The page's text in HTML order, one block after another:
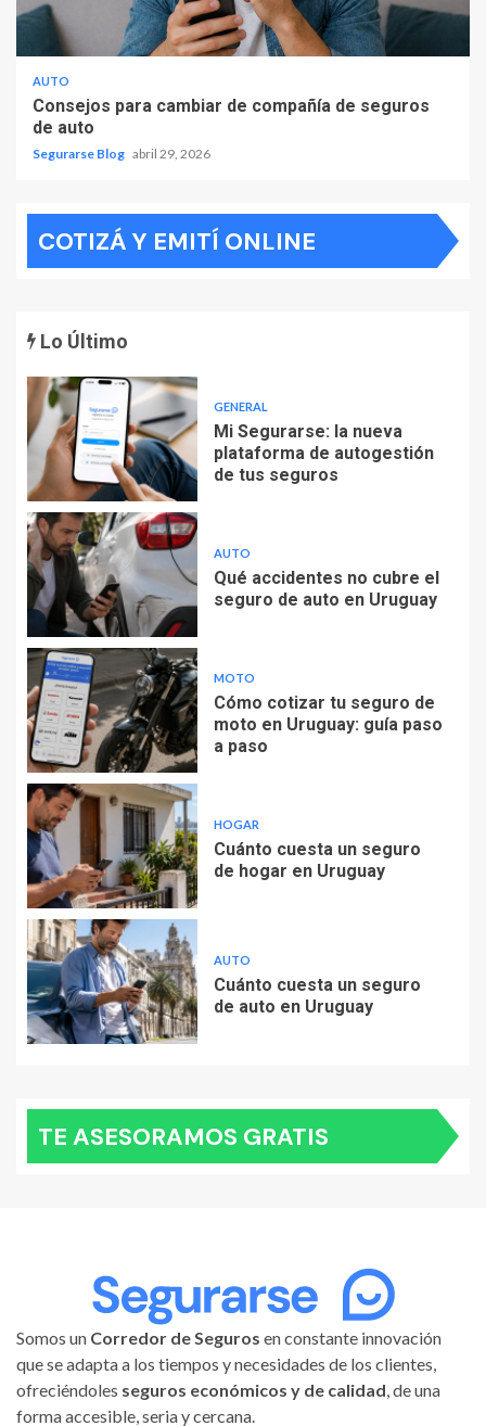
AUTO
Consejos para cambiar de compañía de seguros
de auto
Segurarse Blog abril 29, 2026
COTIZÁ Y EMITÍ ONLINE
Lo Último
GENERAL
Mi Segurarse: la nueva
plataforma de autogestión
de tus seguros
AUTO
Qué accidentes no cubre el
seguro de auto en Uruguay
MOTO
Cómo cotizar tu seguro de
moto en Uruguay: guía paso
a paso
HOGAR
Cuánto cuesta un seguro
de hogar en Uruguay
AUTO
Cuánto cuesta un seguro
de auto en Uruguay
TE ASESORAMOS GRATIS
Somos un Corredor de Seguros en constante innovación
que se adapta a los tiempos y necesidades de los clientes,
ofreciéndoles seguros económicos y de calidad, de una
forma accesible, seria y cercana.